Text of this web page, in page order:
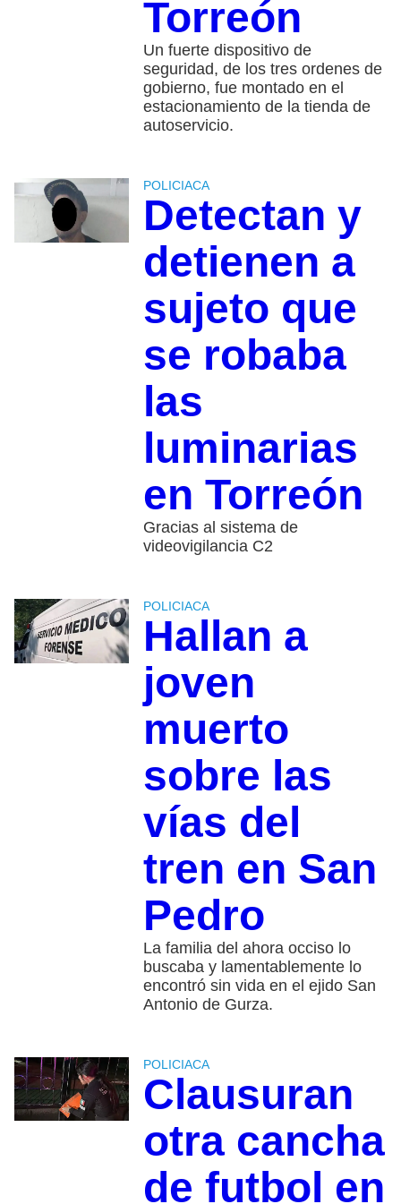
Torreón
Un fuerte dispositivo de
seguridad, de los tres ordenes de
gobierno, fue montado en el
estacionamiento de la tienda de
autoservicio.
POLICIACA
Detectan y
detienen a
sujeto que
se robaba
las
luminarias
en Torreón
Gracias al sistema de
videovigilancia C2
POLICIACA
Hallan a
joven
muerto
sobre las
vías del
tren en San
Pedro
La familia del ahora occiso lo
buscaba y lamentablemente lo
encontró sin vida en el ejido San
Antonio de Gurza.
POLICIACA
Clausuran
otra cancha
de futbol en